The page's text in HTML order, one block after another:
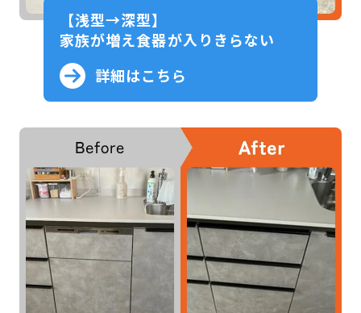
【浅型→深型】
家族が増え食器が入りきらない
詳細はこちら